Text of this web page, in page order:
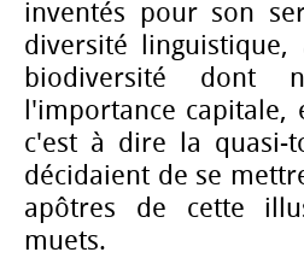
inventés pour son
diversité
biodiversité dont
l'importance capitale,
c'est à dire la quasi-
décidaient de se
apôtres de cette
muets.